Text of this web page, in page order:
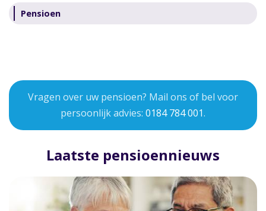
Pensioen
Vragen over uw pensioen? Mail ons of bel voor
persoonlijk advies: 0184 784 001.
Laatste pensioennieuws